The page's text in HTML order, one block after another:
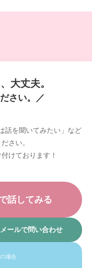
大丈夫。
さい。／
話を聞いてみたい」など
さい。
けております！
話してみる
メールで問い合わせ
場合